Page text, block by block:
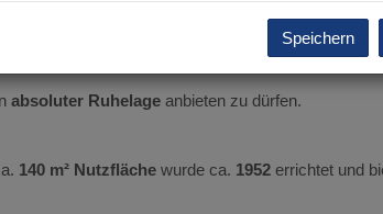
absoluter Ruhelage anbieten zu dürfen.
140 m² Nutzfläche wurde ca. 1952 errichtet und
Speichern